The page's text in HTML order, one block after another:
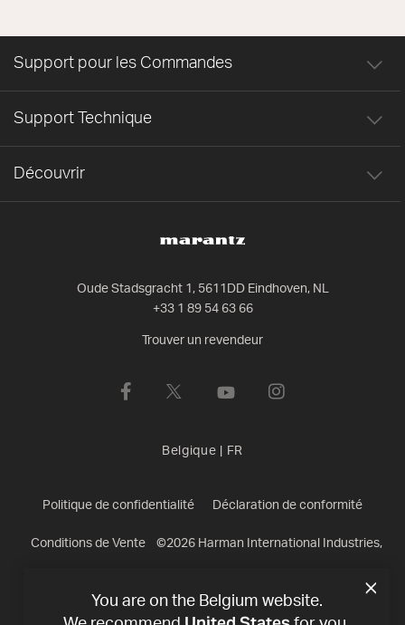
Oude Stadsgracht 1, 5611DD Eindhoven, NL
+33 1 89 54 63 66
Trouver un revendeur
Support pour les Commandes
Support Technique
Découvrir
Belgique FR
Politique de confidentialité Déclaration de conformité
Conditions de Vente ©2026Harman International Industries,
You are on the Belgium website.